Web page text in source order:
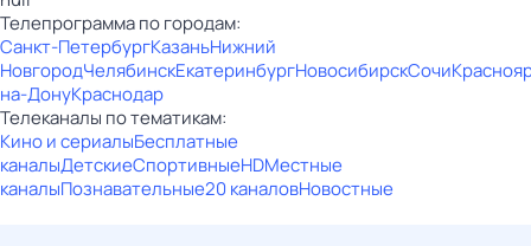
Телепрограмма по городам:
Санкт-ПетербургКазаньНижний
НовгородЧелябинскЕкатеринбургНовосибирскСочи
на-ДонуКраснодар
Телеканалы по тематикам:
Кино и сериалыБесплатные
каналыДетскиеСпортивныеHDМестные
каналыПознавательные20 каналовНовостные